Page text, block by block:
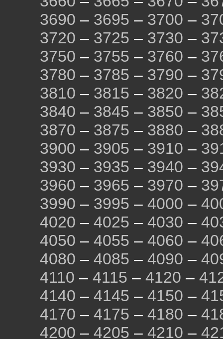
3690 – 3695 – 3700 –
3720 – 3725 – 3730 –
3750 – 3755 – 3760 –
3780 – 3785 – 3790 –
3810 – 3815 – 3820 –
3840 – 3845 – 3850 –
3870 – 3875 – 3880 –
3900 – 3905 – 3910 –
3930 – 3935 – 3940 –
3960 – 3965 – 3970 –
3990 – 3995 – 4000 –
4020 – 4025 – 4030 –
4050 – 4055 – 4060 –
4080 – 4085 – 4090 –
4110 – 4115 – 4120 –
4140 – 4145 – 4150 –
4170 – 4175 – 4180 –
4200 – 4205 – 4210 –